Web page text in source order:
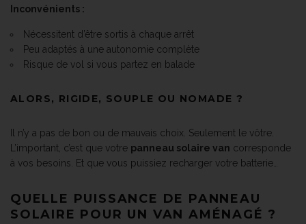
Inconvénients :
Nécessitent d’être sortis à chaque arrêt
Peu adaptés à une autonomie complète
Risque de vol si vous partez en balade
ALORS, RIGIDE, SOUPLE OU NOMADE ?
Il n’y a pas de bon ou de mauvais choix. Seulement le vôtre.
L’important, c’est que votre panneau solaire van corresponde
à vos besoins. Et que vous puissiez recharger votre batterie…
QUELLE PUISSANCE DE PANNEAU
SOLAIRE POUR UN VAN AMÉNAGÉ ?